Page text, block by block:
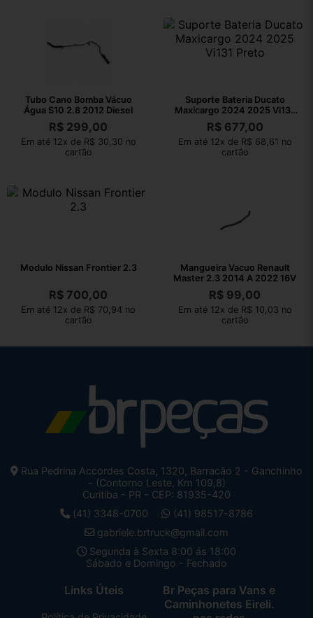
Tubo Cano Bomba Vácuo
Água S10 2.8 2012 Diesel
R$ 299,00
Em até 12x de R$ 30,30 no
cartão
Suporte Bateria Ducato
Maxicargo 2024 2025 Vi131
Preto
R$677,00
Em até 12x de R$ 68,61 no
cartão
Modulo Nissan Frontier 2.3
R$ 700,00
Em até 12x de R$ 70,94 no
cartão
Mangueira Vacuo Renault
Master 2.3 2014 A 2022 16V
R$ 99,00
Em até 12x de R$ 10,03 no
cartão
Rua Pedrina Accordes Costa, 1320, Barracão 2 - Ganchinho
- (Contorno Leste, Km 109,8)
Curitiba - PR - CEP: 81935-420
(41) 3348-0700
(41) 98517-8786
gabriele.brtruck@gmail.com
Segunda à Sexta 8:00 ás 18:00
Sábado e Domingo - Fechado
Links Úteis
Br Peças para Vans e
Caminhonetes Eireli.